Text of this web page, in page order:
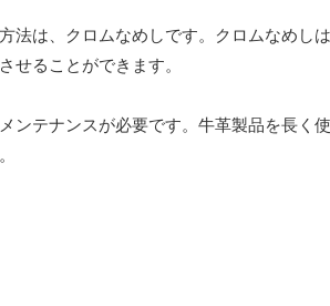
法は、クロムなめしです。クロムなめし
せることができます。
ンテナンスが必要です。牛革製品を長く